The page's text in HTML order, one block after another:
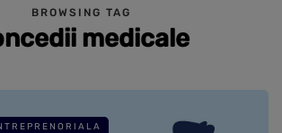
BROWSING TAG
medicale